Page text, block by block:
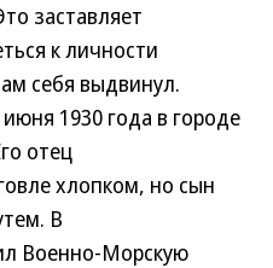
заставляет
к личности
себя выдвинул.
1930 года в городе
отец
хлопком, но сын
В
Военно-Морскую